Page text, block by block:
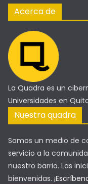
Acerca de
La Quadra es un
Universidades en
Nuestra quadra
Somos un medio de
servicio a la
nuestro barrio. Las
bienvenidas.